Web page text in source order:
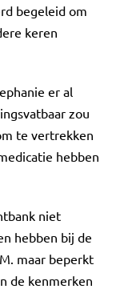
begeleid om
keren
er al
zou
te vertrekken
hebben
niet
hebben bij de
maar beperkt
de kenmerken